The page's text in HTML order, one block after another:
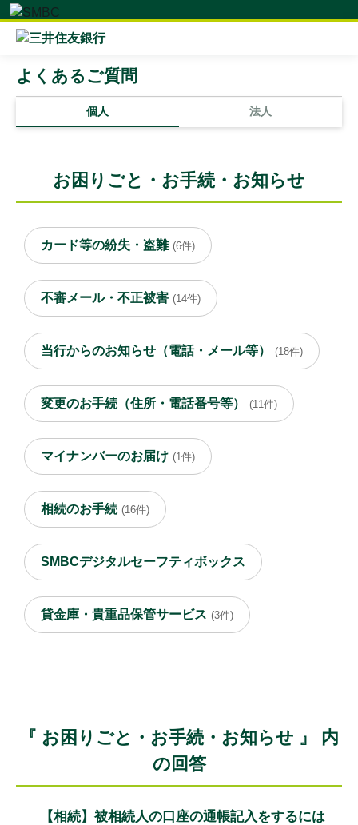
個人 法人
よくあるご質問
お困りごと・お手続・お知らせ
カード等の紛失・盗難 (6件)
不審メール・不正被害 (14件)
当行からのお知らせ（電話・メール等） (18件)
変更のお手続（住所・電話番号等） (11件)
マイナンバーのお届け (1件)
相続のお手続 (16件)
SMBCデジタルセーフティボックス
貸金庫・貴重品保管サービス (3件)
『 お困りごと・お手続・お知らせ 』 内
の回答
【相続】被相続人の口座の通帳記入をするには